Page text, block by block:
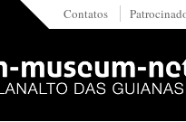
Contatos